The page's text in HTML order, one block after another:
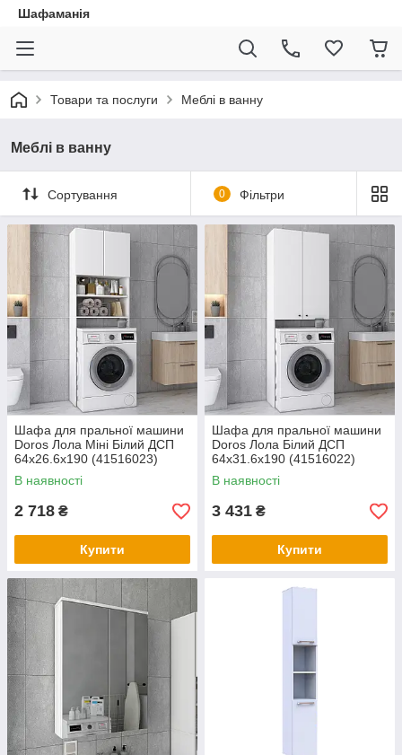
Шафаманія
Товари та послуги Меблі в ванну
Меблі в ванну
Сортування 0 Фільтри
Шафа для пральної машини
Doros Лола Міні Білий ДСП
64х26.6х190 (41516023)
В наявності
2 718 ₴
Купити
Шафа для пральної машини
Doros Лола Білий ДСП
64х31.6х190 (41516022)
В наявності
3 431 ₴
Купити